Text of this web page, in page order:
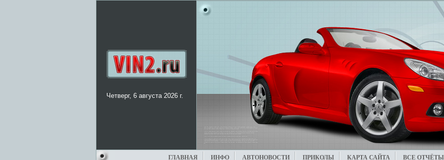
Четверг, 6 августа 2026 г.
ГЛАВНАЯ ИНФО АВТОНОВОСТИ ПРИКОЛЫ КАРТА САЙТА ВСЕ ОТЧЁТЫ